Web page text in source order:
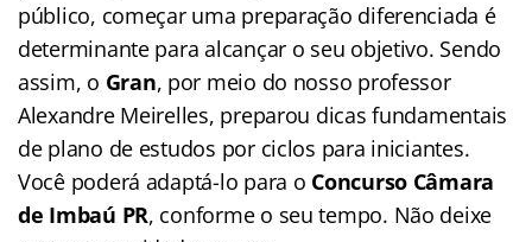
público, começar uma preparação diferenciada é
determinante para alcançar o seu objetivo. Sendo
assim, o Gran, por meio do nosso professor
Alexandre Meirelles, preparou dicas fundamentais
de plano de estudos por ciclos para iniciantes.
Você poderá adaptá-lo para o Concurso Câmara
de Imbaú PR, conforme o seu tempo. Não deixe